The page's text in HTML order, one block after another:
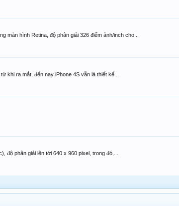
màn hình Retina, độ phân giải 326 điểm ảnh/inch cho...
khi ra mắt, đến nay iPhone 4S vẫn là thiết kế...
độ phân giải lên tới 640 x 960 pixel, trong đó,...